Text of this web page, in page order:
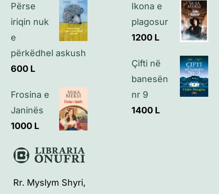
Përse
iriqin nuk
e
përkëdhel askush
600 L
Frosina e
Janinës
1000 L
Ikona e
plagosur
1200 L
Çifti në
banesën
nr 9
1400 L
Rr. Myslym Shyri,